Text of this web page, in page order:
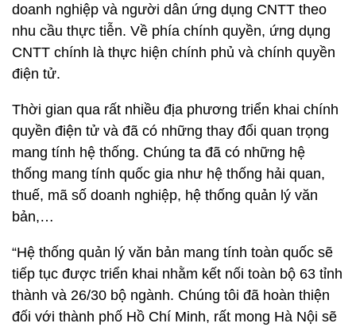
doanh nghiệp và người dân ứng dụng CNTT theo
nhu cầu thực tiễn. Về phía chính quyền, ứng dụng
CNTT chính là thực hiện chính phủ và chính quyền
điện tử.
Thời gian qua rất nhiều địa phương triển khai chính
quyền điện tử và đã có những thay đổi quan trọng
mang tính hệ thống. Chúng ta đã có những hệ
thống mang tính quốc gia như hệ thống hải quan,
thuế, mã số doanh nghiệp, hệ thống quản lý văn
bản,…
“Hệ thống quản lý văn bản mang tính toàn quốc sẽ
tiếp tục được triển khai nhằm kết nối toàn bộ 63 tỉnh
thành và 26/30 bộ ngành. Chúng tôi đã hoàn thiện
đối với thành phố Hồ Chí Minh, rất mong Hà Nội sẽ